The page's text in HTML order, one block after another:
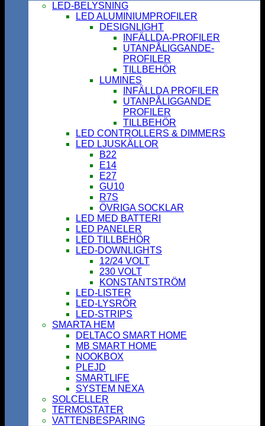
LED-BELYSNING
LED ALUMINIUMPROFILER
DESIGNLIGHT
INFÄLLDA-PROFILER
UTANPÅLIGGANDE-
PROFILER
TILLBEHÖR
LUMINES
INFÄLLDA PROFILER
UTANPÅLIGGANDE
PROFILER
TILLBEHÖR
LED CONTROLLERS & DIMMERS
LED LJUSKÄLLOR
B22
E14
E27
GU10
R7S
ÖVRIGA SOCKLAR
LED MED BATTERI
LED PANELER
LED TILLBEHÖR
LED-DOWNLIGHTS
12/24 VOLT
230 VOLT
KONSTANTSTRÖM
LED-LISTER
LED-LYSRÖR
LED-STRIPS
SMARTA HEM
DELTACO SMART HOME
MB SMART HOME
NOOKBOX
PLEJD
SMARTLIFE
SYSTEM NEXA
SOLCELLER
TERMOSTATER
VATTENBESPARING